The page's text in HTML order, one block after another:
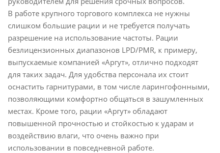
В работе крупного торгового комплекса не нужны
слишком большие рации и не требуется получать
разрешение на использование частоты. Рации
безлицензионных диапазонов LPD/PMR, к примеру,
выпускаемые компанией «Аргут», отлично подходят
для таких задач. Для удобства персонала их стоит
оснастить гарнитурами, в том числе ларингофонными,
позволяющими комфортно общаться в зашумленных
местах. Кроме того, рации «Аргут» обладают
повышенной прочностью и стойкостью к ударам и
воздействию влаги, что очень важно при
использовании в повседневной работе.